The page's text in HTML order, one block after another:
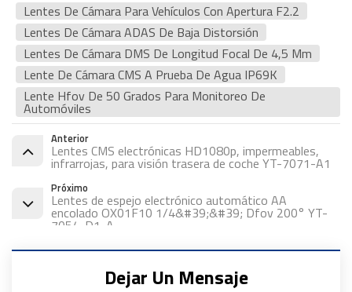
Lentes De Cámara Para Vehículos Con Apertura F2.2
Lentes De Cámara ADAS De Baja Distorsión
Lentes De Cámara DMS De Longitud Focal De 4,5 Mm
Lente De Cámara CMS A Prueba De Agua IP69K
Lente Hfov De 50 Grados Para Monitoreo De
Automóviles
Anterior
Lentes CMS electrónicas HD1080p, impermeables,
infrarrojas, para visión trasera de coche YT-7071-A1
Próximo
Lentes de espejo electrónico automático AA
encolado OX01F10 1/4&#39;&#39; Dfov 200° YT-
7054-D1-A
Dejar Un Mensaje